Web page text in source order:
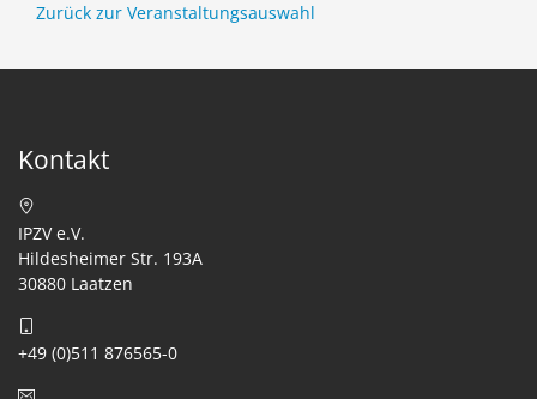
Zurück zur Veranstaltungsauswahl
Kontakt
IPZV e.V.
Hildesheimer Str. 193A
30880 Laatzen
+49 (0)511 876565-0